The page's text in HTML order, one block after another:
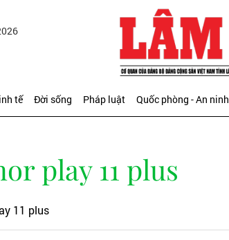
tế Đời sống Pháp luật Quốc phòng - An ninh
play 11 plus
11 plus